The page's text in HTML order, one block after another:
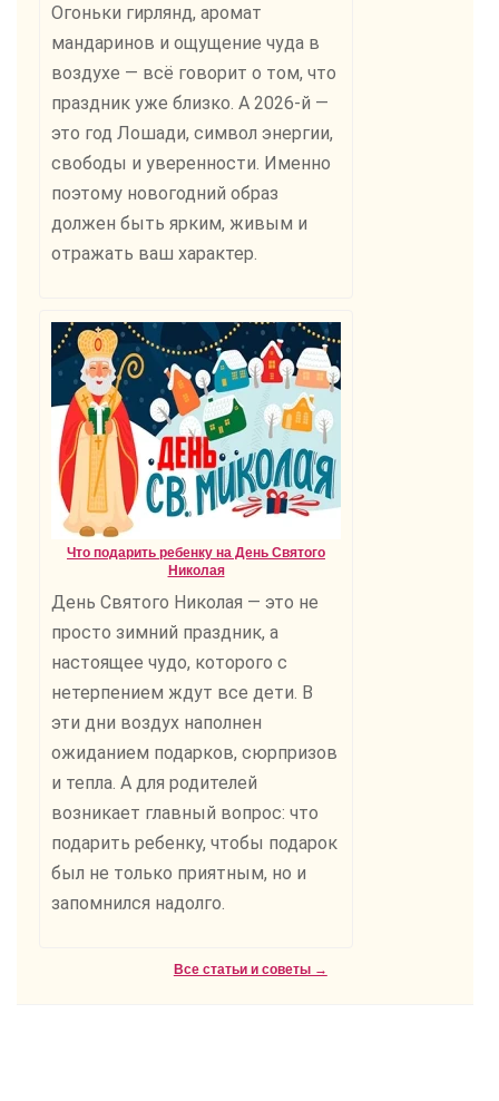
Огоньки гирлянд, аромат
мандаринов и ощущение чуда в
воздухе — всё говорит о том, что
праздник уже близко. А 2026-й —
это год Лошади, символ энергии,
свободы и уверенности. Именно
поэтому новогодний образ
должен быть ярким, живым и
отражать ваш характер.
Что подарить ребенку на День Святого
Николая
День Святого Николая — это не
просто зимний праздник, а
настоящее чудо, которого с
нетерпением ждут все дети. В
эти дни воздух наполнен
ожиданием подарков, сюрпризов
и тепла. А для родителей
возникает главный вопрос: что
подарить ребенку, чтобы подарок
был не только приятным, но и
запомнился надолго.
Все статьи и советы →